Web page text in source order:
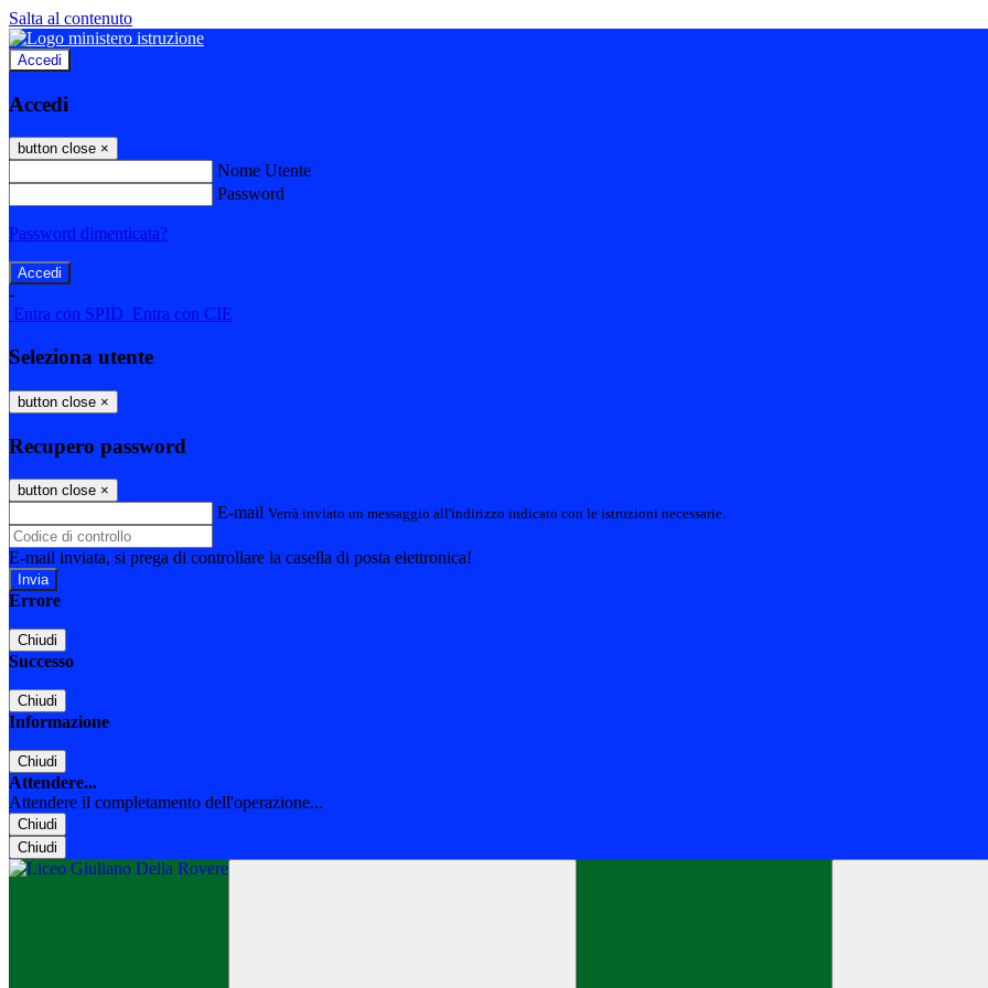
Salta al contenuto
Accedi
Accedi
button close ×
Nome Utente
Password
Password dimenticata?
-
Entra con SPID Entra con CIE
Seleziona utente
button close ×
Recupero password
button close ×
E-mail Verrà inviato un messaggio all'indirizzo indicato con le istruzioni necessarie.
E-mail inviata, si prega di controllare la casella di posta elettronica!
Errore
Chiudi
Successo
Chiudi
Informazione
Chiudi
Attendere...
Attendere il completamento dell'operazione...
Chiudi
Chiudi